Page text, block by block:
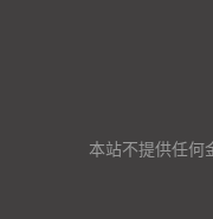
本站不提供任何